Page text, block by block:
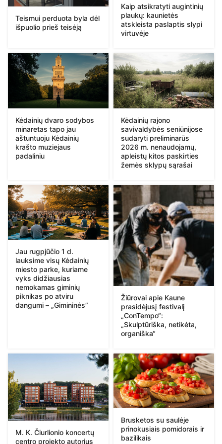
Teismui perduota byla dėl
išpuolio prieš teisėją
Kaip atsikratyti augintinių
plaukų: kaunietės
atskleista paslaptis slypi
virtuvėje
Kėdainių dvaro sodybos
minaretas tapo jau
aštuntuoju Kėdainių
krašto muziejaus
padaliniu
Kėdainių rajono
savivaldybės seniūnijose
sudaryti preliminarūs
2026 m. nenaudojamų,
apleistų kitos paskirties
žemės sklypų sąrašai
Jau rugpjūčio 1 d.
lauksime visų Kėdainių
miesto parke, kuriame
vyks didžiausias
nemokamas giminių
piknikas po atviru
dangumi – „Gimininės”
Žiūrovai apie Kaune
prasidėjusį festivalį
„ConTempo“:
„Skulptūriška, netikėta,
organiška“
M. K. Čiurlionio koncertų
centro projekto autorius
Brusketos su saulėje
prinokusiais pomidorais ir
bazilikais